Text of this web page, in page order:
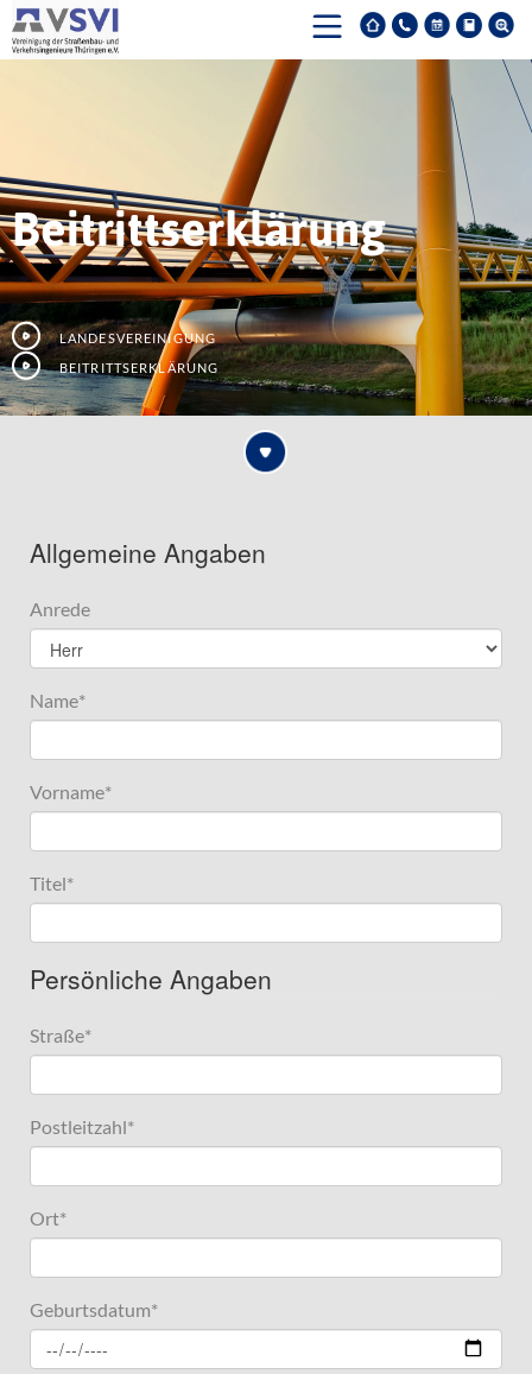
Beitrittserklärung
Landesvereinigung
Beitrittserklärung
Allgemeine Angaben
Anrede
Name*
Vorname*
Titel*
Persönliche Angaben
Straße*
Postleitzahl*
Ort*
Geburtsdatum*